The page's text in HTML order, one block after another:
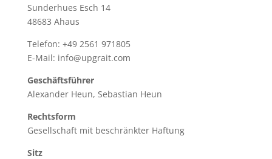
Sunderhues Esch 14
48683 Ahaus
Telefon: +49 2561 971805
E-Mail: info@upgrait.com
Geschäftsführer
Alexander Heun, Sebastian Heun
Rechtsform
Gesellschaft mit beschränkter Haftung
Sitz